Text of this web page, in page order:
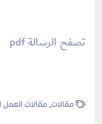
تصفح الرسالة pdf
مقالات, مقالات العمل